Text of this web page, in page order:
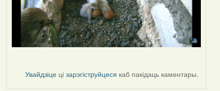
Увайдзіце цізарэгіструйцеся каб пакідаць каментары.